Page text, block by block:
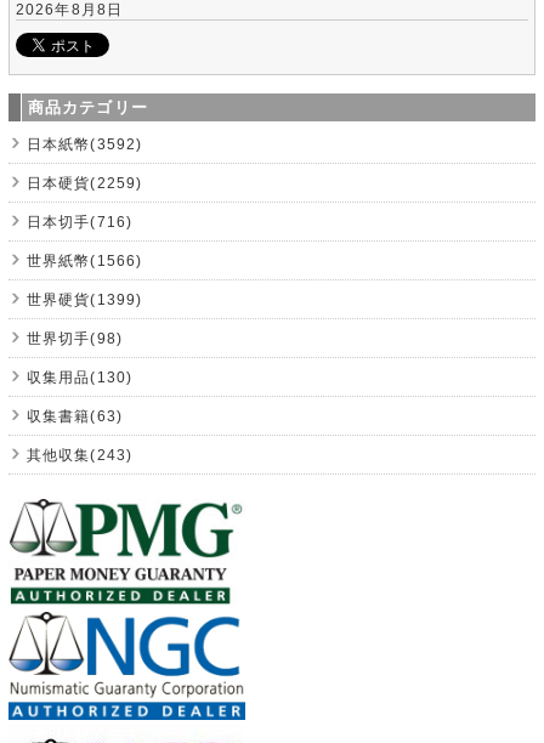
2026年8月8日
商品カテゴリー
日本紙幣(3592)
日本硬貨(2259)
日本切手(716)
世界紙幣(1566)
世界硬貨(1399)
世界切手(98)
収集用品(130)
収集書籍(63)
其他収集(243)